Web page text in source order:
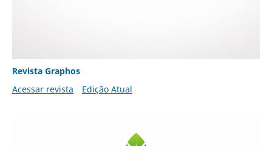
Revista Graphos
Acessar revista
Edição Atual